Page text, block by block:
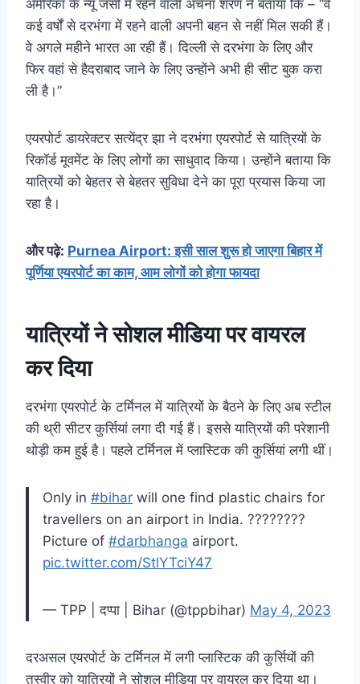
अमेरिका के न्यू जर्सी में रहने वाली अर्चना शरण ने बताया कि – “वे
कई वर्षों से दरभंगा में रहने वाली अपनी बहन से नहीं मिल सकी हैं।
वे अगले महीने भारत आ रही हैं। दिल्ली से दरभंगा के लिए और
फिर वहां से हैदराबाद जाने के लिए उन्होंने अभी ही सीट बुक करा
ली है।”
एयरपोर्ट डायरेक्टर सत्येंद्र झा ने दरभंगा एयरपोर्ट से यात्रियों के
रिकॉर्ड मूवमेंट के लिए लोगों का साधुवाद किया। उन्होंने बताया कि
यात्रियों को बेहतर से बेहतर सुविधा देने का पूरा प्रयास किया जा
रहा है।
और पढ़े: Purnea Airport: इसी साल शुरू हो जाएगा बिहार में
पूर्णिया एयरपोर्ट का काम, आम लोगों को होगा फायदा
यात्रियों ने सोशल मीडिया पर वायरल
कर दिया
दरभंगा एयरपोर्ट के टर्मिनल में यात्रियों के बैठने के लिए अब स्टील
की थ्री सीटर कुर्सियां लगा दी गई हैं। इससे यात्रियों की परेशानी
थोड़ी कम हुई है। पहले टर्मिनल में प्लास्टिक की कुर्सियां लगी थीं।
Only in #bihar will one find plastic chairs for
travellers on an airport in India. ????????
Picture of #darbhanga airport.
pic.twitter.com/StlYTciY47
— TPP | दप्पा | Bihar (@tppbihar) May 4, 2023
दरअसल एयरपोर्ट के टर्मिनल में लगी प्लास्टिक की कुर्सियों की
तस्वीर को यात्रियों ने सोशल मीडिया पर वायरल कर दिया था।